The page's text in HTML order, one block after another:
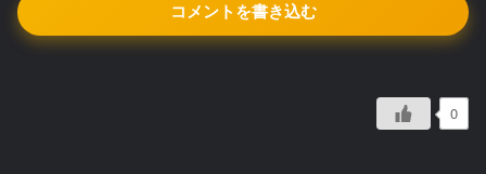
コメントを書き込む
0